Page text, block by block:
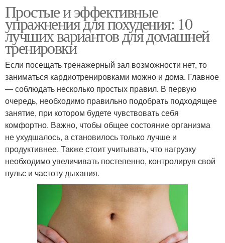
Простые и эффективные
упражнения для похудения: 10
лучших вариантов для домашней
тренировки
Если посещать тренажерный зал возможности нет, то
заниматься кардиотренировками можно и дома. Главное
— соблюдать несколько простых правил. В первую
очередь, необходимо правильно подобрать подходящее
занятие, при котором будете чувствовать себя
комфортно. Важно, чтобы общее состояние организма
не ухудшалось, а становилось только лучше и
продуктивнее. Также стоит учитывать, что нагрузку
необходимо увеличивать постепенно, контролируя свой
пульс и частоту дыхания.